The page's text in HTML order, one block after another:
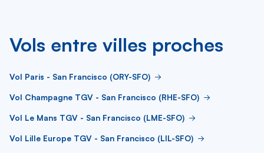
Vols entre villes proches
Vol Paris - San Francisco (ORY-SFO)
Vol Champagne TGV - San Francisco (RHE-SFO)
Vol Le Mans TGV - San Francisco (LME-SFO)
Vol Lille Europe TGV - San Francisco (LIL-SFO)